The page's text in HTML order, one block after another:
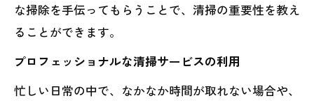
な掃除を手伝ってもらうことで、清掃の重要性を教え
ることができます。
プロフェッショナルな清掃サービスの利用
忙しい日常の中で、なかなか時間が取れない場合や、